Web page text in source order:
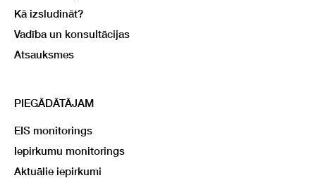
Kā izsludināt?
Vadība un konsultācijas
Atsauksmes
PIEGĀDĀTĀJAM
EIS monitorings
Iepirkumu monitorings
Aktuālie iepirkumi